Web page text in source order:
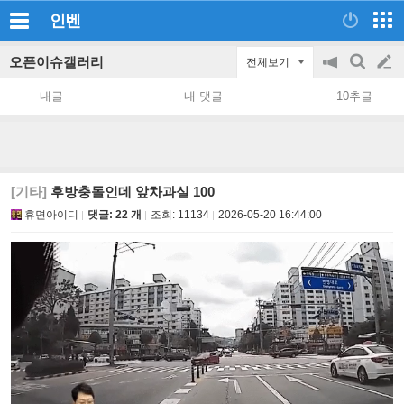
인벤
오픈이슈갤러리 전체보기
공
지
on/off
검
색
글
쓰
내글 내 댓글 10추글
[기타] 후방충돌인데 앞차과실 100
휴면아이디 댓글: 22 개 조회: 11134 2026-05-20 16:44:00